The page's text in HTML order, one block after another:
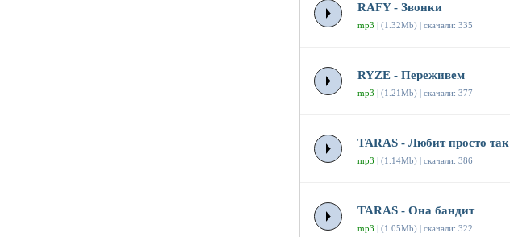
RAFY - Звонки
mp3 | (1.32Mb) | скачали: 335
RYZE - Переживем
mp3 | (1.21Mb) | скачали: 377
TARAS - Любит просто так
mp3 | (1.14Mb) | скачали: 386
TARAS - Она бандит
mp3 | (1.05Mb) | скачали: 322